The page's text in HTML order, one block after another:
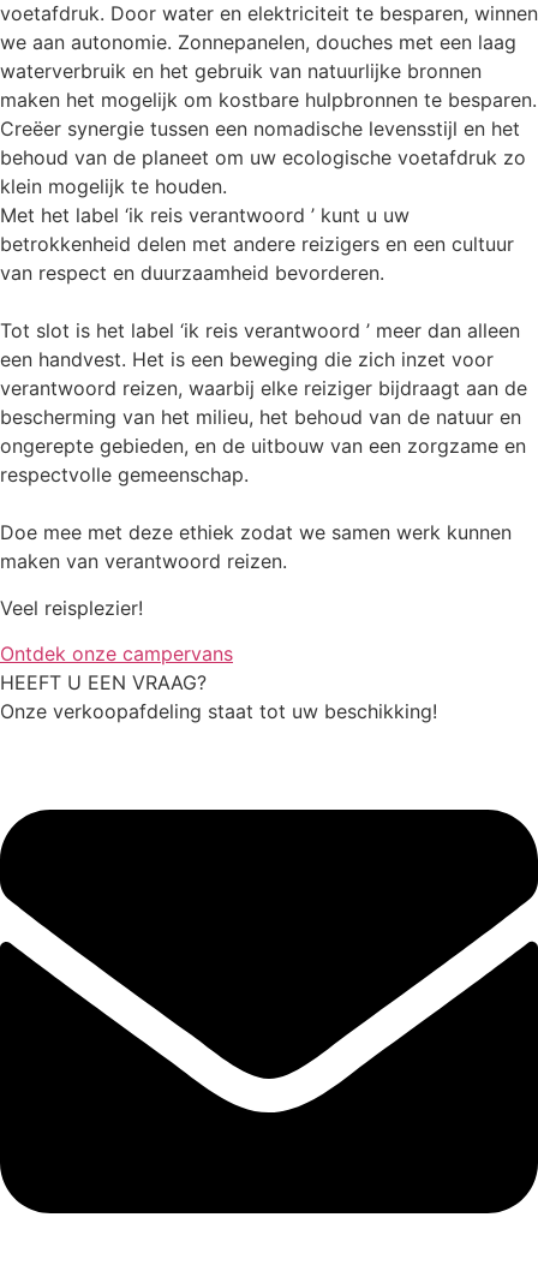
voetafdruk. Door water en elektriciteit te besparen, winnen
we aan autonomie. Zonnepanelen, douches met een laag
waterverbruik en het gebruik van natuurlijke bronnen
maken het mogelijk om kostbare hulpbronnen te besparen.
Creëer synergie tussen een nomadische levensstijl en het
behoud van de planeet om uw ecologische voetafdruk zo
klein mogelijk te houden.
Met het label ‘ik reis verantwoord ’ kunt u uw
betrokkenheid delen met andere reizigers en een cultuur
van respect en duurzaamheid bevorderen.
Tot slot is het label ‘ik reis verantwoord ’ meer dan alleen
een handvest. Het is een beweging die zich inzet voor
verantwoord reizen, waarbij elke reiziger bijdraagt aan de
bescherming van het milieu, het behoud van de natuur en
ongerepte gebieden, en de uitbouw van een zorgzame en
respectvolle gemeenschap.
Doe mee met deze ethiek zodat we samen werk kunnen
maken van verantwoord reizen.
Veel reisplezier!
Ontdek onze campervans
HEEFT U EEN VRAAG?
Onze verkoopafdeling staat tot uw beschikking!